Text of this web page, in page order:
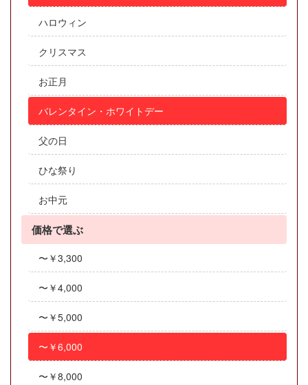
ハロウィン
クリスマス
お正月
バレンタイン・ホワイトデー
父の日
ひな祭り
お中元
価格で選ぶ
〜￥3,300
〜￥4,000
〜￥5,000
〜￥6,000
〜￥8,000